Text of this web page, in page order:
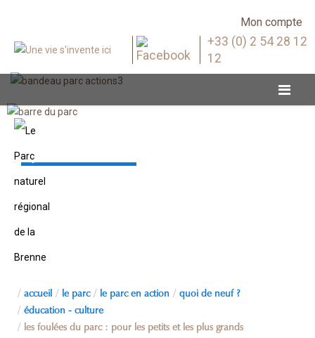
Mon compte
+33 (0) 2 54 28 12
12
accueil le parc le parc en action quoi de neuf ?
éducation - culture
les foulées du parc : pour les petits et les plus grands